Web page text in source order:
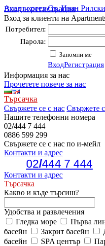
Апарт-хотел Св. Иван Рилски
Вход и регистрация
Вход за клиенти на
Потребител:
Парола:
Запомни ме
ВходРегистрация
Информация за нас
Прочетете повече за нас
Търсачка
Свържете се с нас Свържете
Нашите телефонни номера
02/444 7 444
0886 599 299
Свържете се с нас по и-мейл
Контакти и адрес
02/444 7 444
Контакти и адрес
Търсачка
Какво и къде търсиш?
Удобства и развлечения
Гледка море
Първа
басейн
Закрит басейн
басейн
SPA център